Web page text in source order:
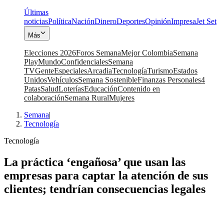
Últimas
noticiasPolíticaNaciónDineroDeportesOpiniónImpresaJet Set
Más
Elecciones 2026Foros SemanaMejor ColombiaSemana
PlayMundoConfidencialesSemana
TVGenteEspecialesArcadiaTecnologíaTurismoEstados
UnidosVehículosSemana SostenibleFinanzas Personales4
PatasSaludLoteríasEducaciónContenido en
colaboraciónSemana RuralMujeres
Semana|
Tecnología
Tecnología
La práctica ‘engañosa’ que usan las
empresas para captar la atención de sus
clientes; tendrían consecuencias legales